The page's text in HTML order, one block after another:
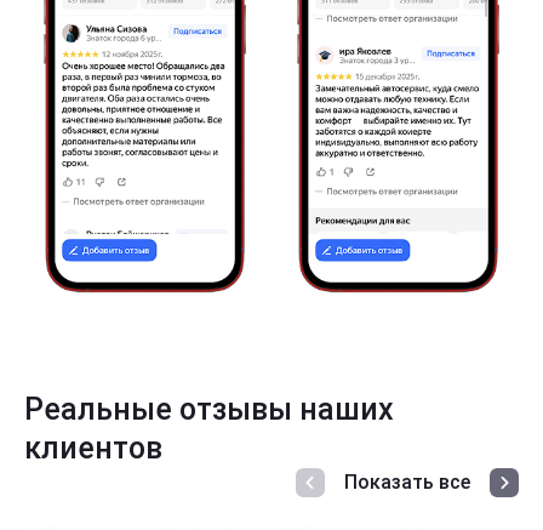
Реальные отзывы наших
клиентов
Показать все